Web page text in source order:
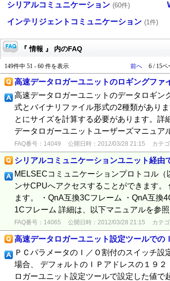
シリアルコミュニケーション (60件)
インテリジェントコミュニケーション (1件)
『 情報 』 内のFAQ
149件中 51 - 60 件を表示 前へ 6 / 15ペ
高速データロガーユニットのロギングファ
高速データロガーユニットのデータロギ
式とバイナリファイル形式の2種類があり
とにサイズを計算する必要があります。
データロガーユニットユーザーズマニュア
FAQ番号：14049 公開日時：2012/03/28 21:15 カテ
シリアルコミュニケーションユニット経
MELSECコミュニケーションプロトコル
ンサCPUへアクセスすることができます
ます。 ・QnA互換3Cフレーム ・QnA互換
1Cフレーム 詳細は、以下マニュアルを参
FAQ番号：14065 公開日時：2012/03/28 21:15 カテ
高速データロガーユニット設定ツールでの
ＰＣパラメータのＩ／Ｏ割付のスイッチ
場合、 デフォルトのＩＰアドレスの１９
ロガーユニット設定ツールで設定した値